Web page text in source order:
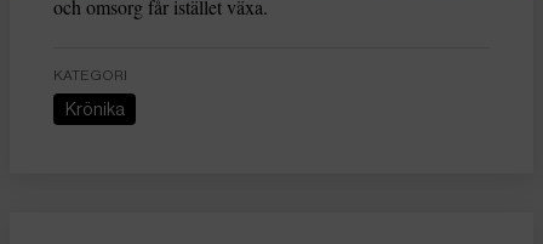
och omsorg får istället växa.
KATEGORI
Krönika